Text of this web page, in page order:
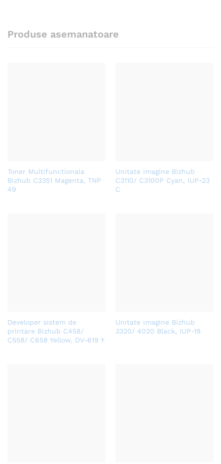
Produse asemanatoare
Toner Multifunctionala
Bizhub C3351 Magenta, TNP
49
Unitate imagine Bizhub
C3110/ C3100P Cyan, IUP-23
C
Developer sistem de
printare Bizhub C458/
C558/ C658 Yellow, DV-619 Y
Unitate imagine Bizhub
3320/ 4020 Black, IUP-19